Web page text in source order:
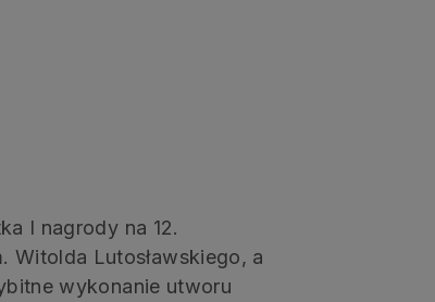
I nagrody na 12.
Witolda Lutosławskiego, a
wykonanie utworu